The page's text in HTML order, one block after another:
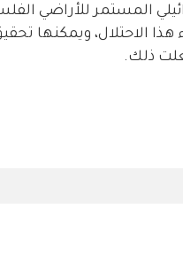
المستمر للأراضي
الاحتلال، ويمكنها
ذلك.